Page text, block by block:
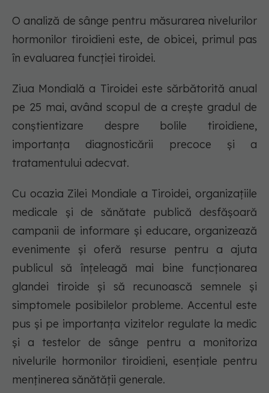
O analiză de sânge pentru măsurarea nivelurilor
hormonilor tiroidieni este, de obicei, primul pas
în evaluarea funcției tiroidei.
Ziua Mondială a Tiroidei este sărbătorită anual
pe 25 mai, având scopul de a crește gradul de
conștientizare despre bolile tiroidiene,
importanța diagnosticării precoce și a
tratamentului adecvat.
Cu ocazia Zilei Mondiale a Tiroidei, organizațiile
medicale și de sănătate publică desfășoară
campanii de informare și educare, organizează
evenimente și oferă resurse pentru a ajuta
publicul să înțeleagă mai bine funcționarea
glandei tiroide și să recunoască semnele și
simptomele posibilelor probleme. Accentul este
pus și pe importanța vizitelor regulate la medic
și a testelor de sânge pentru a monitoriza
nivelurile hormonilor tiroidieni, esențiale pentru
menținerea sănătății generale.